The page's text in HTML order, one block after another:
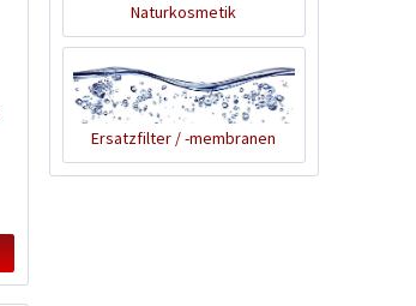
Naturkosmetik
Ersatzfilter / -membranen